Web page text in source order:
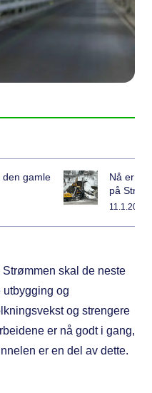
den gamle
Nå er
på
11.1.2025
skal de neste
utbygging og
og strengere
er nå godt i gang,
er en del av dette.